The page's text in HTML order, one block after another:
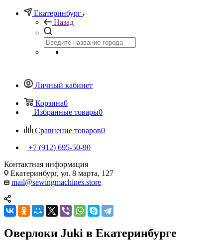
Екатеринбург
Назад
Личный кабинет
Корзина0
Избранные товары0
Сравнение товаров0
+7 (912) 695-50-90
Контактная информация
Екатеринбург, ул. 8 марта, 127
mail@sewingmachines.store
Оверлоки Juki в Екатеринбурге